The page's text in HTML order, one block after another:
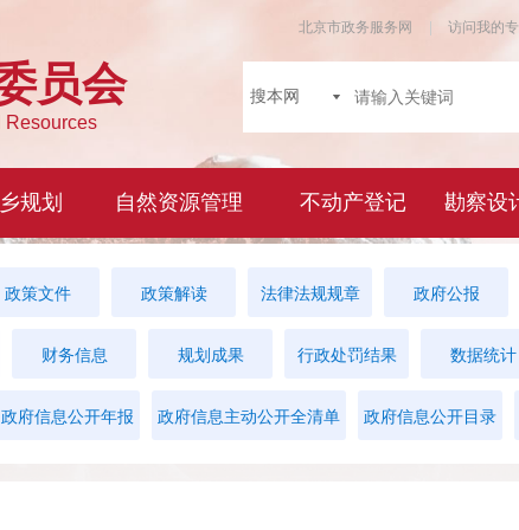
政策文件 政策解读 法律法规规章 政府公报
财务信息 规划成果 行政处罚结果 数据统计
政府信息公开年报 政府信息主动公开全清单 政府信息公开目录